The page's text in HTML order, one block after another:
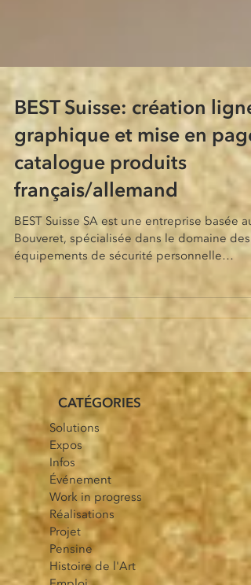
BEST Suisse: création ligne
graphique et mise en page
catalogue produits
français/allemand
BEST Suisse SA est une entreprise basée au
Bouveret, spécialisée dans le domaine des
équipements de sécurité personnelle
(masques à gaz,...
CATÉGORIES
Solutions
Expos
Infos
Événement
Work in progress
Réalisations
Projet